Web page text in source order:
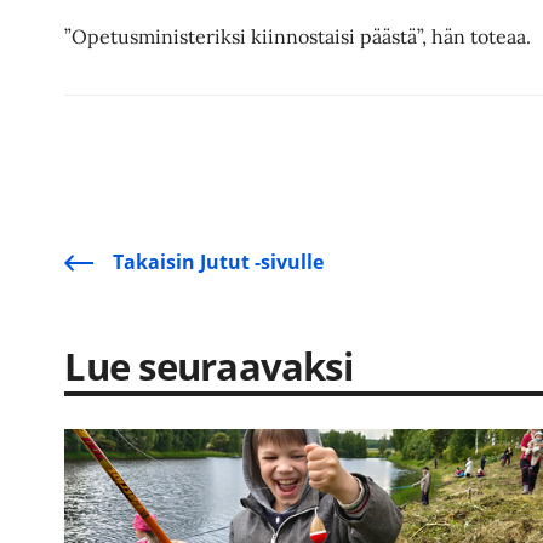
”Opetusministeriksi kiinnostaisi päästä”, hän toteaa.
Takaisin Jutut -sivulle
Lue seuraavaksi